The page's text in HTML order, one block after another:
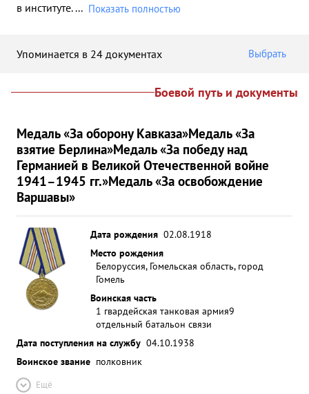
в институте. ... Показать полностью
Упоминается в 24 документах Выбрать
Боевой путь и документы
Медаль «За оборону Кавказа»Медаль «За
взятие Берлина»Медаль «За победу над
Германией в Великой Отечественной войне
1941–1945 гг.»Медаль «За освобождение
Варшавы»
Дата рождения 02.08.1918
Место рождения
Белоруссия, Гомельская область, город
Гомель
Воинская часть
1 гвардейская танковая армия9
отдельный батальон связи
Дата поступления на службу 04.10.1938
Воинское звание полковник
Ещё